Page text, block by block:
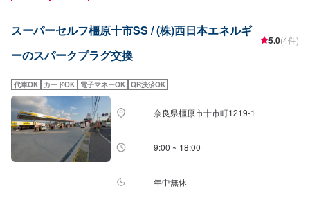
スーパーセルフ橿原十市SS / (株)西日本エネルギ
ーのスパークプラグ交換
5.0(4件)
代車OK カードOK 電子マネーOK QR決済OK
奈良県橿原市十市町1219-1
9:00 ~ 18:00
年中無休